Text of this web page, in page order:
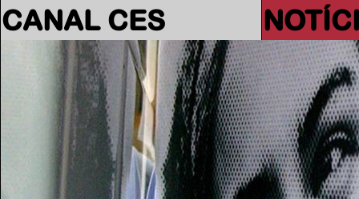
CANAL CES